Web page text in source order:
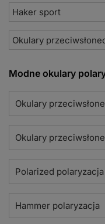
Haker sport
Okulary
Modne okulary
Okulary
Okulary
Polarized polaryzacja
Hammer polaryzacja